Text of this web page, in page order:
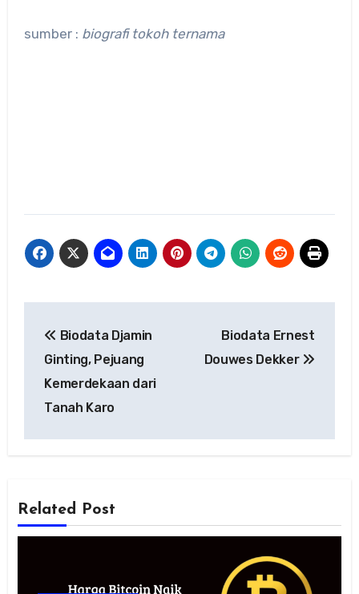
sumber : biografi tokoh ternama
pos
Biodata Djamin
Ginting, Pejuang
Kemerdekaan dari
Tanah Karo
Biodata Ernest
Douwes Dekker
Related Post